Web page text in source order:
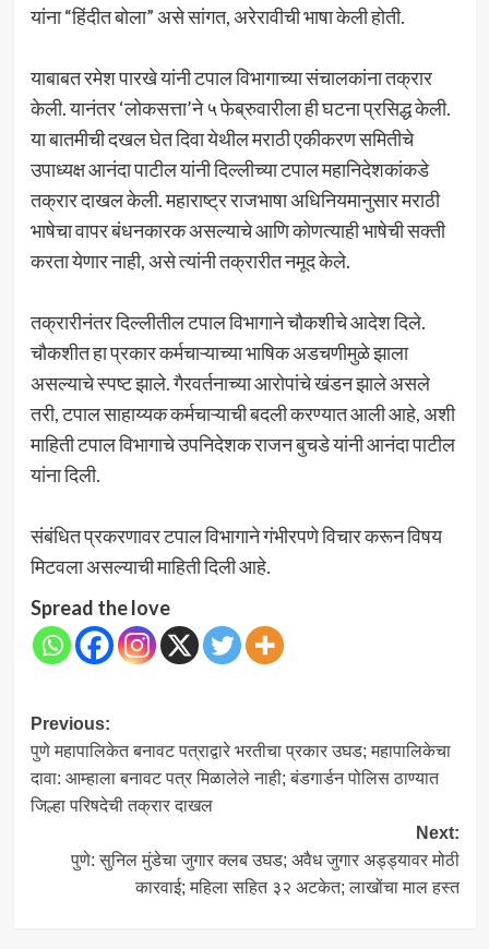
यांना “हिंदीत बोला” असे सांगत, अरेरावीची भाषा केली होती.
याबाबत रमेश पारखे यांनी टपाल विभागाच्या संचालकांना तक्रार
केली. यानंतर ‘लोकसत्ता’ने ५ फेब्रुवारीला ही घटना प्रसिद्ध केली.
या बातमीची दखल घेत दिवा येथील मराठी एकीकरण समितीचे
उपाध्यक्ष आनंदा पाटील यांनी दिल्लीच्या टपाल महानिदेशकांकडे
तक्रार दाखल केली. महाराष्ट्र राजभाषा अधिनियमानुसार मराठी
भाषेचा वापर बंधनकारक असल्याचे आणि कोणत्याही भाषेची सक्ती
करता येणार नाही, असे त्यांनी तक्रारीत नमूद केले.
तक्रारीनंतर दिल्लीतील टपाल विभागाने चौकशीचे आदेश दिले.
चौकशीत हा प्रकार कर्मचाऱ्याच्या भाषिक अडचणीमुळे झाला
असल्याचे स्पष्ट झाले. गैरवर्तनाच्या आरोपांचे खंडन झाले असले
तरी, टपाल साहाय्यक कर्मचाऱ्याची बदली करण्यात आली आहे, अशी
माहिती टपाल विभागाचे उपनिदेशक राजन बुचडे यांनी आनंदा पाटील
यांना दिली.
संबंधित प्रकरणावर टपाल विभागाने गंभीरपणे विचार करून विषय
मिटवला असल्याची माहिती दिली आहे.
Spread the love
Post
navigation
Previous:
पुणे महापालिकेत बनावट पत्राद्वारे भरतीचा प्रकार उघड; महापालिकेचा
दावा: आम्हाला बनावट पत्र मिळालेले नाही; बंडगार्डन पोलिस ठाण्यात
जिल्हा परिषदेची तक्रार दाखल
Next:
पुणे: सुनिल मुंडेचा जुगार क्लब उघड; अवैध जुगार अड्ड्यावर मोठी
कारवाई; महिला सहित ३२ अटकेत; लाखोंचा माल हस्त